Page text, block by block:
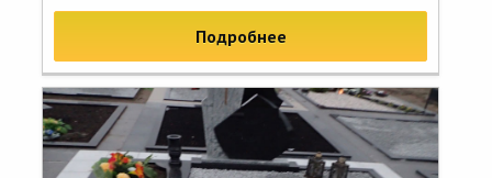
Подробнее